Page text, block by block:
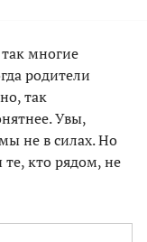
многие
родители
так
Увы,
не в силах. Но
кто рядом, не